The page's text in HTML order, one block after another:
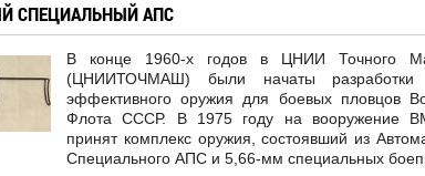
СПЕЦИАЛЬНЫЙ АПС
В конце 1960-х годов в ЦНИИ Точного
(ЦНИИТОЧМАШ) были начаты разработки
эффективного оружия для боевых пловцов
Флота СССР. В 1975 году на вооружение
принят комплекс оружия, состоявший из
Специального АПС и 5,66-мм специальных